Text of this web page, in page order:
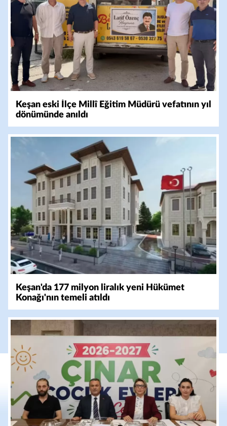
Keşan eski İlçe Millî Eğitim Müdürü vefatının yıl
dönümünde anıldı
Keşan'da 177 milyon liralık yeni Hükümet
Konağı'nın temeli atıldı